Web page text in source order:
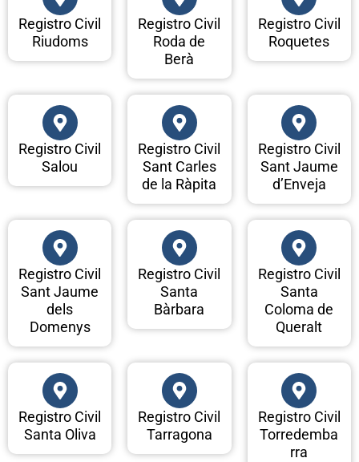
Registro Civil
Riudoms
Registro Civil
Roda de
Berà
Registro Civil
Roquetes
Registro Civil
Salou
Registro Civil
Sant Carles
de la Ràpita
Registro Civil
Sant Jaume
d’Enveja
Registro Civil
Sant Jaume
dels
Domenys
Registro Civil
Santa
Bàrbara
Registro Civil
Santa
Coloma de
Queralt
Registro Civil
Santa Oliva
Registro Civil
Tarragona
Registro Civil
Torredemba
rra